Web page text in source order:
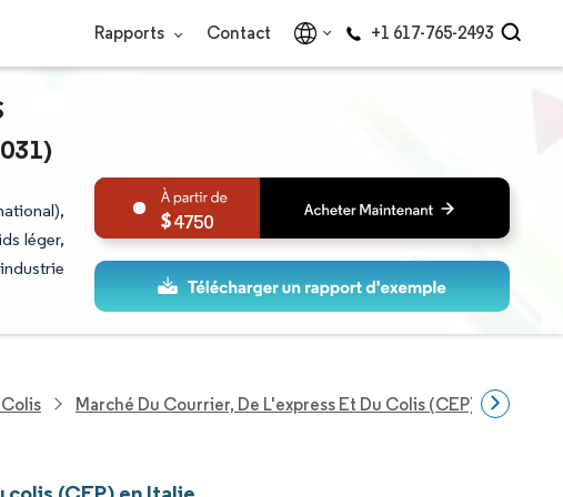
Rapports Contact +1 617-765-2493
léger,
4750
Marché Du Courrier, De L'express Et Du Colis (CEP) En Italie